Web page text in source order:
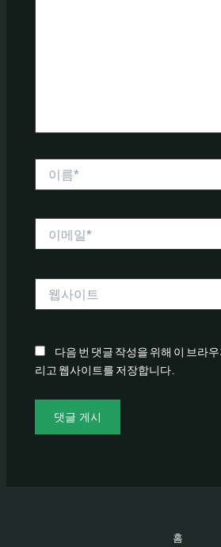
다음 번 댓글 작성을 위해 이 브라
리고 웹사이트를 저장합니다.
홈